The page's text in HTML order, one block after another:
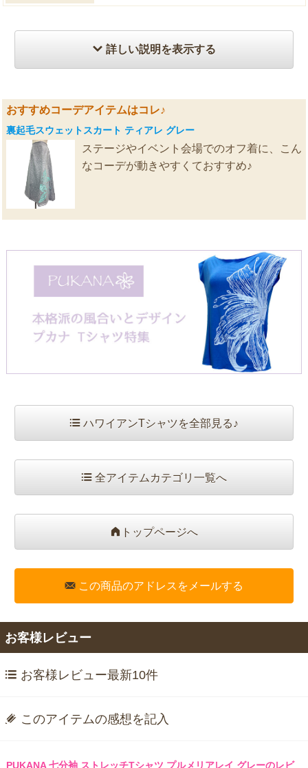
詳しい説明を表示する
おすすめコーデアイテムはコレ♪
裏起毛スウェットスカート ティアレ グレー
ステージやイベント会場でのオフ着に、こん
なコーデが動きやすくておすすめ♪
ハワイアンTシャツを全部見る♪
全アイテムカテゴリ一覧へ
トップページへ
この商品のアドレスをメールする
お客様レビュー
お客様レビュー最新10件
このアイテムの感想を記入
PUKANA 七分袖 ストレッチTシャツ プルメリアレイ グレーのレビ